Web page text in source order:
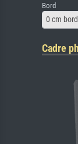
Bord
0 cm bord
Cadre